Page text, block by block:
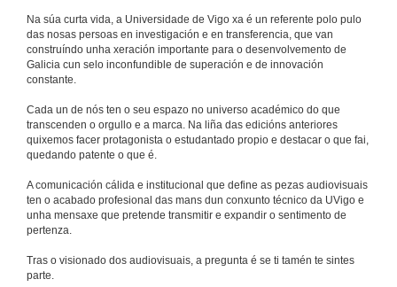
Na súa curta vida, a Universidade de Vigo xa é un referente polo pulo
das nosas persoas en investigación e en transferencia, que van
construíndo unha xeración importante para o desenvolvemento de
Galicia cun selo inconfundible de superación e de innovación
constante.
Cada un de nós ten o seu espazo no universo académico do que
transcenden o orgullo e a marca. Na liña das edicións anteriores
quixemos facer protagonista o estudantado propio e destacar o que fai,
quedando patente o que é.
A comunicación cálida e institucional que define as pezas audiovisuais
ten o acabado profesional das mans dun conxunto técnico da UVigo e
unha mensaxe que pretende transmitir e expandir o sentimento de
pertenza.
Tras o visionado dos audiovisuais, a pregunta é se ti tamén te sintes
parte.
Campaña de comunicación 2025
6 de xuño de 2025
Calidade UHD 4K